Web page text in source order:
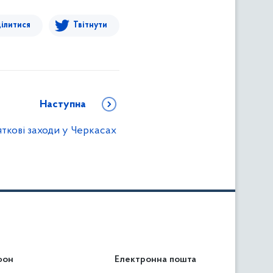
Твітнути
Наступна
заходи у Черкасах
Електронна пошта